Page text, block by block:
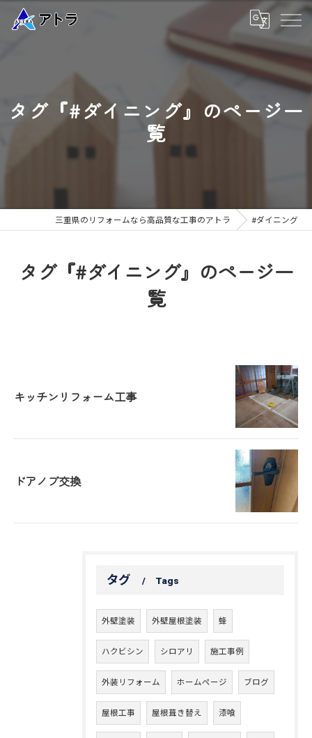
タグ『#ダイニング』のページ一
覧
三重県のリフォームなら高品質な工事のアトラ #ダイニング
タグ『#ダイニング』のページ一
覧
キッチンリフォーム工事
ドアノブ交換
タグ Tags
外壁塗装 外壁屋根塗装 蜂
ハクビシン シロアリ 施工事例
外装リフォーム ホームページ ブログ
屋根工事 屋根葺き替え 漆喰